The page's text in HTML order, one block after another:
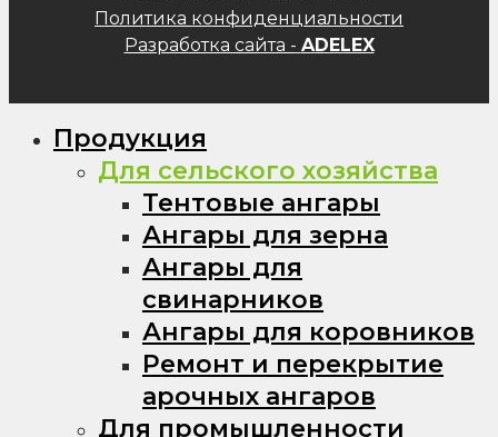
Политика конфиденциальности
Разработка сайта - ADELEX
Продукция
Для сельского хозяйства
Тентовые ангары
Ангары для зерна
Ангары для
свинарников
Ангары для коровников
Ремонт и перекрытие
арочных ангаров
Для промышленности